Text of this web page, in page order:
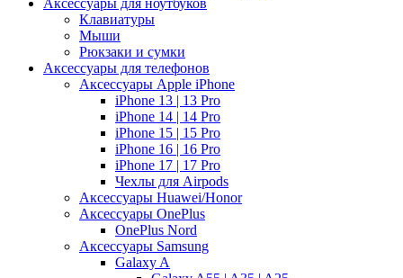
Аксессуары для ноутбуков
Клавиатуры
Мыши
Рюкзаки и сумки
Аксессуары для телефонов
Аксессуары Apple iPhone
iPhone 13 | 13 Pro
iPhone 14 | 14 Pro
iPhone 15 | 15 Pro
iPhone 16 | 16 Pro
iPhone 17 | 17 Pro
Чехлы для Airpods
Аксессуары Huawei/Honor
Аксессуары OnePlus
OnePlus Nord
Аксессуары Samsung
Galaxy A